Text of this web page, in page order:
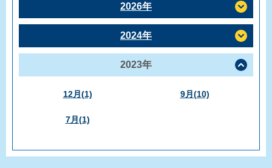
2026年
2024年
2023年
12月(1) 9月(10)
7月(1)